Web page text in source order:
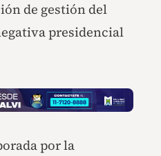
de gestión del
presidencial
por la